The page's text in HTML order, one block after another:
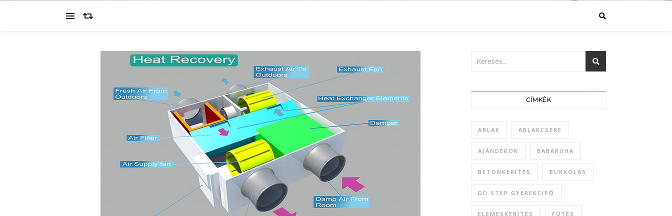
CÍMKÉK
ABLAK ABLAKCSERE
AJÁNDÉKOK BABARUHA
BETONKERÍTÉS BURKOLÁS
DD STEP GYEREKCIPŐ
ELEMESKERITES FŰTÉS